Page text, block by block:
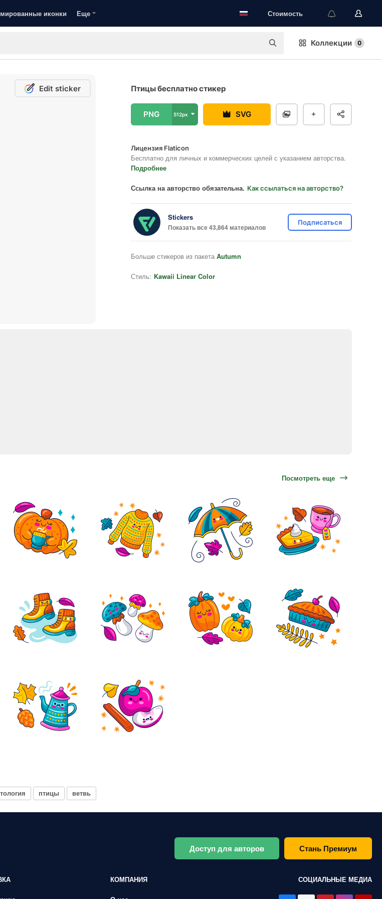
иконки Еще Стоимость
Коллекции 0
Edit sticker Птицы бесплатно стикер
PNG 512px SVG
Лицензия Flaticon
Бесплатно для личных и коммерческих целей с указанием авторства.
Подробнее
Ссылка на авторство обязательна. Как ссылаться на авторство?
Stickers
Показать все 43,864 материалов
Подписаться
Больше стикеров из пакета Autumn
Стиль: Kawaii Linear Color
Посмотреть еще
птицы ветвь
Доступ для авторов Стань Премиум
КОМПАНИЯ СОЦИАЛЬНЫЕ МЕДИА